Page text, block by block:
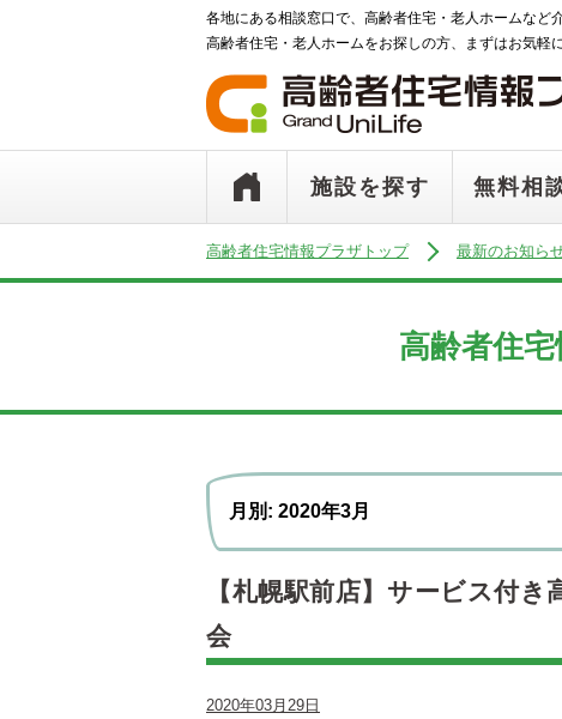
各地にある相談窓口で、高齢者住宅・老人ホームなど
高齢者住宅・老人ホームをお探しの方、まずはお気軽
施設を探す 無料相
高齢者住宅情報プラザトップ 最新のお知ら
高齢者住
月別: 2020年3月
【札幌駅前店】サービス付
会
2020年03月29日